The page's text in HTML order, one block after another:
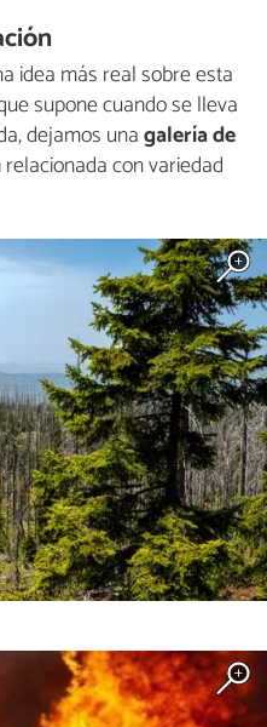
idea más real sobre esta
supone cuando se lleva
dejamos unagalería de
relacionada con variedad